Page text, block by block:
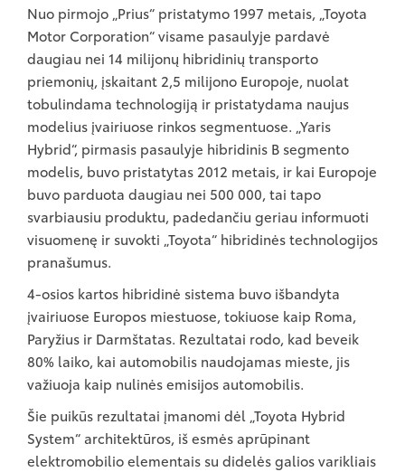
Nuo pirmojo „Prius“ pristatymo 1997 metais, „Toyota
Motor Corporation“ visame pasaulyje pardavė
daugiau nei 14 milijonų hibridinių transporto
priemonių, įskaitant 2,5 milijono Europoje, nuolat
tobulindama technologiją ir pristatydama naujus
modelius įvairiuose rinkos segmentuose. „Yaris
Hybrid“, pirmasis pasaulyje hibridinis B segmento
modelis, buvo pristatytas 2012 metais, ir kai Europoje
buvo parduota daugiau nei 500 000, tai tapo
svarbiausiu produktu, padedančiu geriau informuoti
visuomenę ir suvokti „Toyota“ hibridinės technologijos
pranašumus.
4-osios kartos hibridinė sistema buvo išbandyta
įvairiuose Europos miestuose, tokiuose kaip Roma,
Paryžius ir Darmštatas. Rezultatai rodo, kad beveik
80% laiko, kai automobilis naudojamas mieste, jis
važiuoja kaip nulinės emisijos automobilis.
Šie puikūs rezultatai įmanomi dėl „Toyota Hybrid
System“ architektūros, iš esmės aprūpinant
elektromobilio elementais su didelės galios varikliais